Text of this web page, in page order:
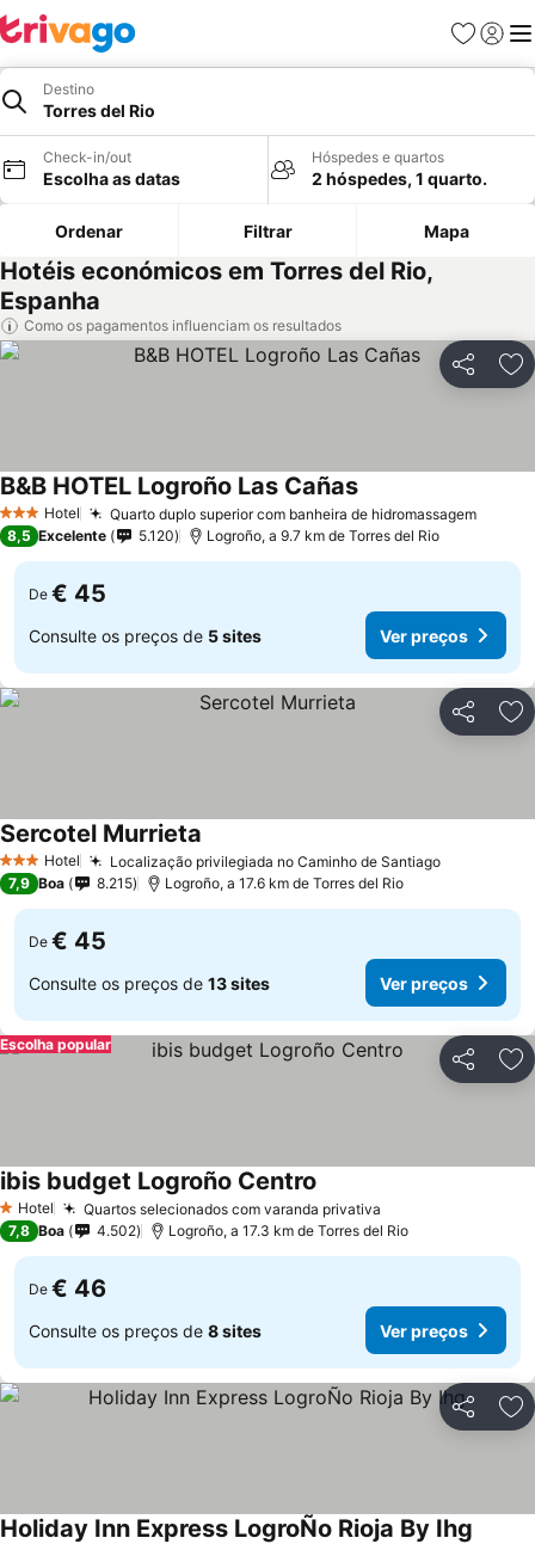
Favoritos
Iniciar
Destino
Torres del Rio
Check-in/out
Escolha as datas
Hóspedes e quartos
2 hóspedes, 1 quarto.
Ordenar Filtrar Mapa
Hotéis económicos em Torres del Rio,
Espanha
Como os pagamentos influenciam os resultados
Partilhar
3 EstrelasHotel Quarto duplo superior com banheira de hidromassagem
B&B HOTEL Logroño Las Cañas
8,5 Excelente 5.120 Logroño, a 9.7 km de Torres del Rio
De € 45
Consulte os preços de 5 sites Ver preços
Partilhar
3 EstrelasHotel Localização privilegiada no Caminho de Santiago
Sercotel Murrieta
7,9 Boa 8.215 Logroño, a 17.6 km de Torres del Rio
De € 45
Consulte os preços de 13 sites Ver preços
Partilhar
Escolha popular
1 Estrelas
Hotel Quartos selecionados com varanda privativa
ibis budget Logroño Centro
7,8 Boa 4.502 Logroño, a 17.3 km de Torres del Rio
De € 46
Consulte os preços de 8 sites Ver preços
Partilhar
Holiday Inn Express LogroÑo Rioja By Ihg